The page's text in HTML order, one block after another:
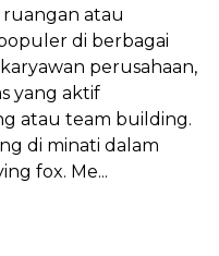
atau
di berbagai
perusahaan,
yang aktif
atau team building.
di minati dalam
fox. Me...